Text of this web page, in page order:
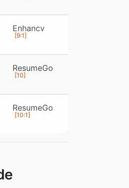
Enhancv
[9:1]
ResumeGo
[10]
ResumeGo
[10:1]